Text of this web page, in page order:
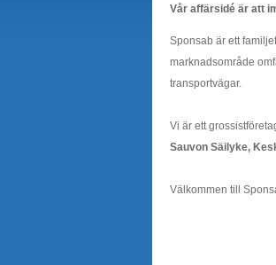
Vår affärsidé är att
Sponsab är ett
marknadsområde
transportvägar.
Vi är ett
Sauvon Säilyke,
Välkommen till